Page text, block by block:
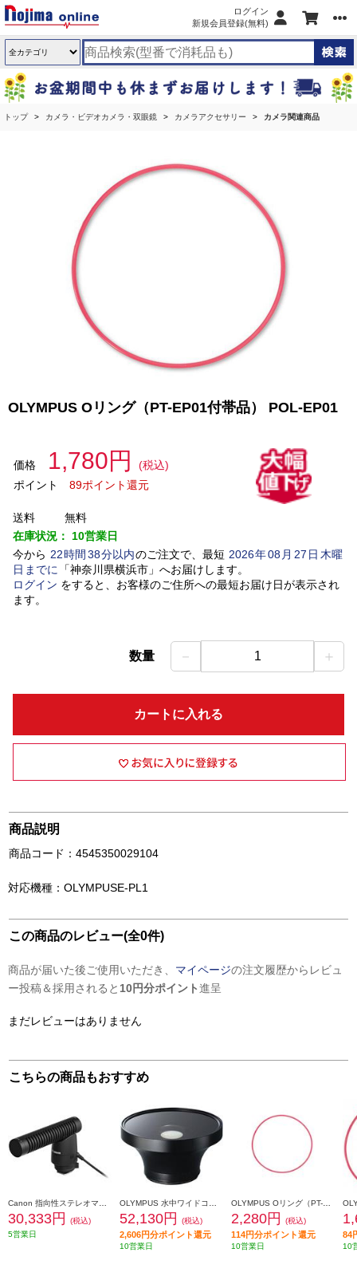
ログイン
新規会員登録(無料)
トップ カメラ・ビデオカメラ・双眼鏡 カメラアクセサリー カメラ関連商品
OLYMPUS Oリング（PT-EP01付帯品） POL-EP01
価格 1,780円
(税込)
ポイント
89ポイント還元
送料
無料
在庫状況： 10営業日
今から 22時間 38分以内のご注文で、最短 2026年08 月 27 日木曜
日 までに 「神奈川県横浜市」 へお届けします。
ログイン をすると、お客様のご住所への最短お届け日が表示され
ます。
数量 － 1 ＋
カートに入れる
商品説明
商品コード：4545350029104
対応機種：OLYMPUSE-PL1
この商品のレビュー(全0件)
商品が届いた後ご使用いただき、 マイページの注文履歴からレビュ
ー投稿＆採用されると 10円分ポイント進呈
まだレビューはありません
こちらの商品もおすすめ
30,333円
(税込)
5営業日
52,130円 (税込)
2,606円分ポイント還元
10営業日
2,280円 (税込)
114円分ポイント還元
10営業日
84
10